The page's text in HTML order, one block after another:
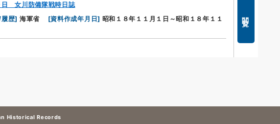
日 女川防備隊戦時日誌
歴] 海軍省 [資料作成年月日] 昭和１８年１１月１日～昭和１８年１１
Historical Records